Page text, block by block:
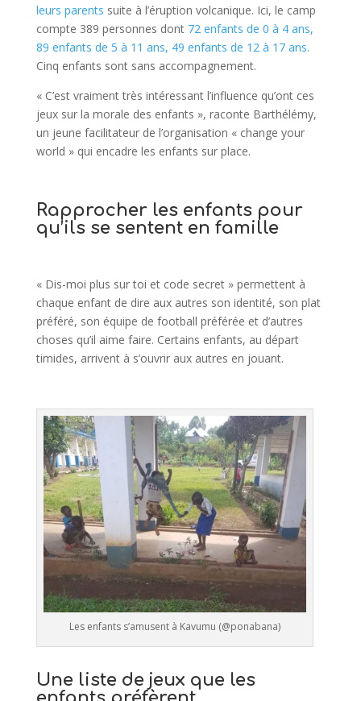
leurs parents suite à l’éruption volcanique. Ici, le camp
compte 389 personnes dont 72 enfants de 0 à 4 ans,
89 enfants de 5 à 11 ans, 49 enfants de 12 à 17 ans.
Cinq enfants sont sans accompagnement.
« C’est vraiment très intéressant l’influence qu’ont ces
jeux sur la morale des enfants », raconte Barthélémy,
un jeune facilitateur de l’organisation « change your
world » qui encadre les enfants sur place.
Rapprocher les enfants pour
qu’ils se sentent en famille
« Dis-moi plus sur toi et code secret » permettent à
chaque enfant de dire aux autres son identité, son plat
préféré, son équipe de football préférée et d’autres
choses qu’il aime faire. Certains enfants, au départ
timides, arrivent à s’ouvrir aux autres en jouant.
Les enfants s’amusent à Kavumu (@ponabana)
Une liste de jeux que les